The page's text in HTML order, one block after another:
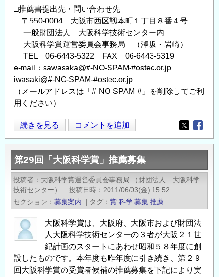
□推薦書提出先・問い合わせ先
〒550-0004 大阪市西区靱本町１丁目８番４号
一般財団法人 大阪科学技術センター内
大阪科学賞運営委員会事務局 （澤坂・岩崎）
TEL 06-6443-5322 FAX 06-6443-5319
e-mail：sawasaka@#-NO-SPAM-#ostec.or.jp
iwasaki@#-NO-SPAM-#ostec.or.jp
（メールアドレスは「#-NO-SPAM-#」を削除してご利
用ください）
第
30
回
「大
阪
科
学
賞」
推
薦
集
の
続きを見る コメントを追加
Opens in
第29回「大阪科学賞」推薦募集
投稿者
大阪科学賞運営委員会事務局 （財団法人 大阪科学
技術センター）
| 投稿日時
2011/06/03(金) 15:52
セクション
募集案内 | タグ 賞 科学 募集 推薦
大阪科学賞は、大阪府、大阪市および財団法
人大阪科学技術センターの３者が大阪２１世
紀計画のスタートにあわせ昭和５８年度に創
設したものです。本年度も昨年度に引き続き、第２９
回大阪科学賞の受賞者候補の推薦募集を下記により実